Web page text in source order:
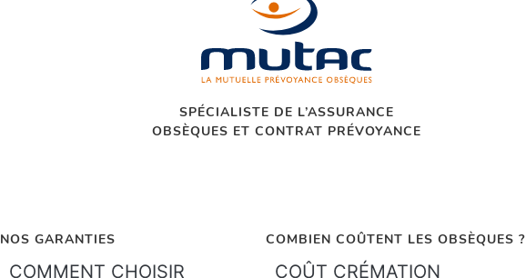
SPÉCIALISTE DE L’ASSURANCE
OBSÈQUES ET CONTRAT PRÉVOYANCE
NOS GARANTIES
COMMENT CHOISIR
COMBIEN COÛTENT LES OBSÈQUES ?
COÛT CRÉMATION